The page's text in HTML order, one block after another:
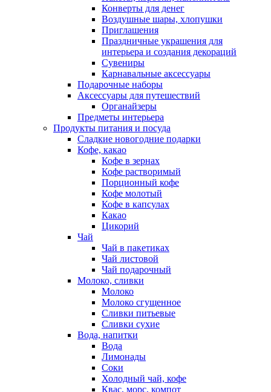
Конверты для денег
Воздушные шары, хлопушки
Приглашения
Праздничные украшения для
интерьера и создания декораций
Сувениры
Карнавальные аксессуары
Подарочные наборы
Аксессуары для путешествий
Органайзеры
Предметы интерьера
Продукты питания и посуда
Сладкие новогодние подарки
Кофе, какао
Кофе в зернах
Кофе растворимый
Порционный кофе
Кофе молотый
Кофе в капсулах
Какао
Цикорий
Чай
Чай в пакетиках
Чай листовой
Чай подарочный
Молоко, сливки
Молоко
Молоко сгущенное
Сливки питьевые
Сливки сухие
Вода, напитки
Вода
Лимонады
Соки
Холодный чай, кофе
Квас, морс, компот